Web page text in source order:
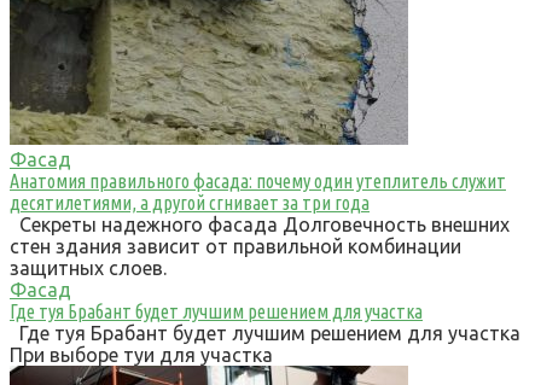
Фасад
Анатомия правильного фасада: почему один утеплитель служит
десятилетиями, а другой сгнивает за три года
Секреты надежного фасада Долговечность внешних
стен здания зависит от правильной комбинации
защитных слоев.
Фасад
Где туя Брабант будет лучшим решением для участка
Где туя Брабант будет лучшим решением для участка
При выборе туи для участка